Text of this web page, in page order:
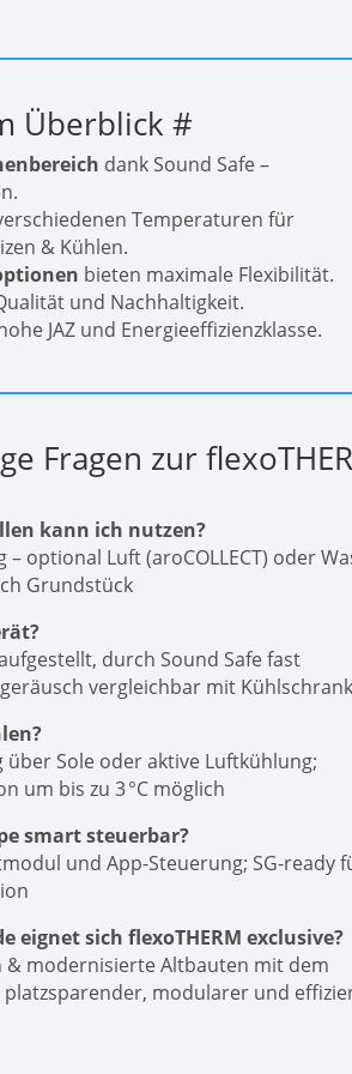
Überblick#
dank Sound Safe –
Temperaturen für
& Kühlen.
bieten maximale Flexibilität.
und Nachhaltigkeit.
JAZ und Energieeffizienzklasse.
Fragen zur
kann ich nutzen?
optional Luft (aroCOLLECT) oder
Grundstück
durch Sound Safe fast
vergleichbar mit
über Sole oder aktive Luftkühlung;
um bis zu 3 °C möglich
smart steuerbar?
und App-Steuerung; SG-ready
eignet sich flexoTHERM exclusive?
& modernisierte Altbauten mit dem
platzsparender, modularer und